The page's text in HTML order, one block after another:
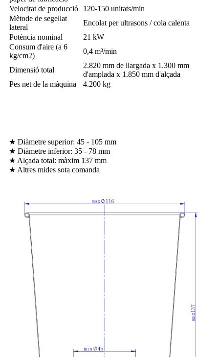
Velocitat de producció
120-150 unitats/min
Mètode de segellat
lateral
Encolat per ultrasons / cola calenta
Potència nominal
21 kW
Consum d'aire (a 6
kg/cm2)
0,4 m³/min
Dimensió total
2.820 mm de llargada x 1.300 mm
d'amplada x 1.850 mm d'alçada
Pes net de la màquina
4.200 kg
★ Diàmetre superior: 45 - 105 mm
★ Diàmetre inferior: 35 - 78 mm
★ Alçada total: màxim 137 mm
★ Altres mides sota comanda